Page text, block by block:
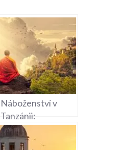
Náboženství v
Tanzánii:
Rozmanitost víry v
Africe